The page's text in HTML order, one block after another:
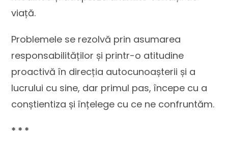
viață.
Problemele se rezolvă prin asumarea
responsabilităților și printr-o atitudine
proactivă în direcția autocunoașterii și a
lucrului cu sine, dar primul pas, începe cu a
conștientiza și înțelege cu ce ne confruntăm.
* * *